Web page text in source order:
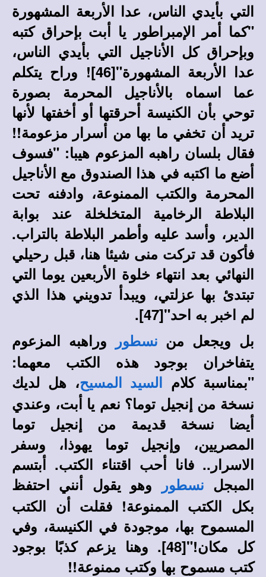
التي بأيدي الناس، عدا الأربعة المشهورة
"كما أمر الإمبراطور يا أبت بإحراق كتبه
وبإحراق كل الأناجيل التي بأيدي الناس،
عدا الأربعة المشهورة"[
46] ! وراح يتكلم
عما اسماه بالأناجيل المحرمة بصورة
توحي بأن الكنيسة أحرقتها أو أخفتها لأنها
تريد أن تخفي ما بها من أسرار مزعومة!!
فقال بلسان راهبه المزعوم هيبا: "فسوف
أضع ما اكتبه في هذا الصندوق مع الأناجيل
المحرمة والكتب الممنوعة، وادفنه تحت
البلاطة الرخامية المتخلخلة عند بوابة
الدير، وأسد عليه وأطمر البلاطة بالتراب.
فأكون قد تركت منى شيئا هنا، قبل رحيلي
النهائي بعد انتهاء خلوة الأربعين يوما التي
تبتدئ بها عزلتي، ويبدأ تدويني هذا الذي
لم اخبر به احد"[47]
.
بل ويجعل من نسطور
وراهبه المزعوم
يتفاخران بوجود هذه الكتب معهما:
"بمناسبة كلام
السيد المسيح، هل لديك
نسخة من إنجيل توما؟ نعم يا أبت، وعندي
أيضا نسخة قديمة من إنجيل توما
المصريين، وإنجيل توما يهوذا، وسفر
الاسرار.. فانا أحب اقتناء الكتب. أبتسم
المبجل
نسطور
وهو يقول أنني احتفظ
بكل الكتب الممنوعة! فقلت أن الكتب
المسموح بها، موجودة في الكنيسة، وفي
كل مكان!"[48] . وهنا يزعم كذبًا بوجود
كتب مسموح بها وكتب ممنوعة!!